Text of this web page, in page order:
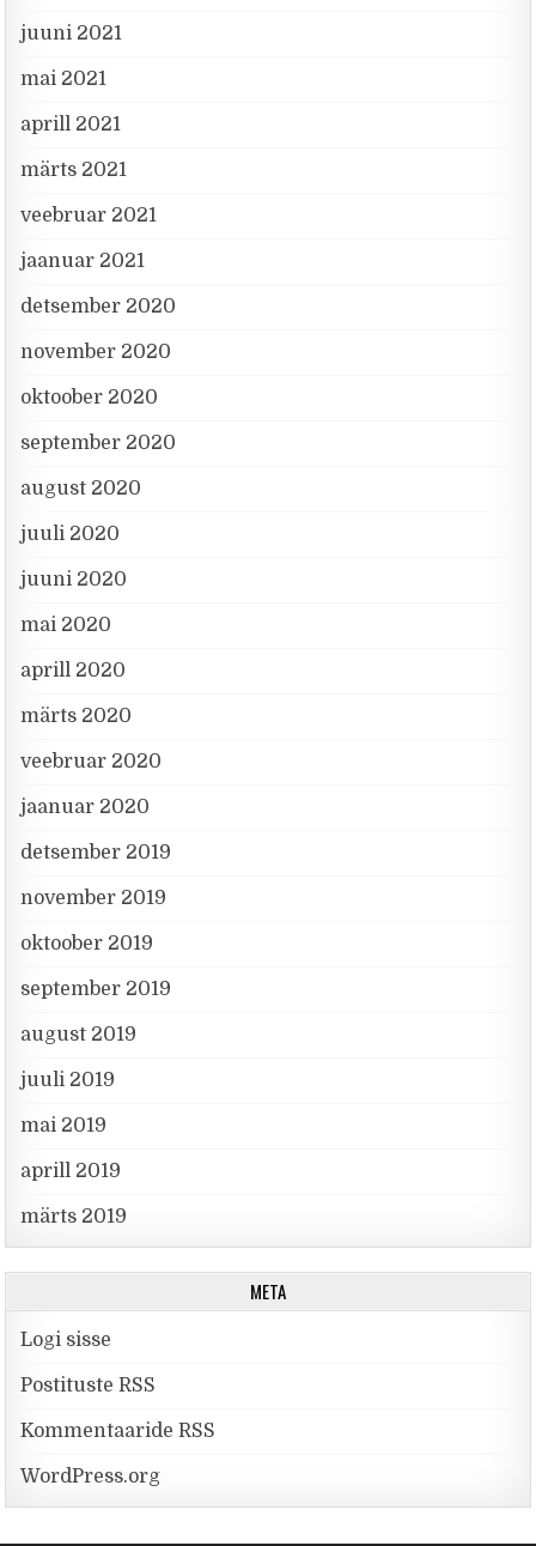
juuni 2021
mai 2021
aprill 2021
märts 2021
veebruar 2021
jaanuar 2021
detsember 2020
november 2020
oktoober 2020
september 2020
august 2020
juuli 2020
juuni 2020
mai 2020
aprill 2020
märts 2020
veebruar 2020
jaanuar 2020
detsember 2019
november 2019
oktoober 2019
september 2019
august 2019
juuli 2019
mai 2019
aprill 2019
märts 2019
META
Logi sisse
Postituste RSS
Kommentaaride RSS
WordPress.org